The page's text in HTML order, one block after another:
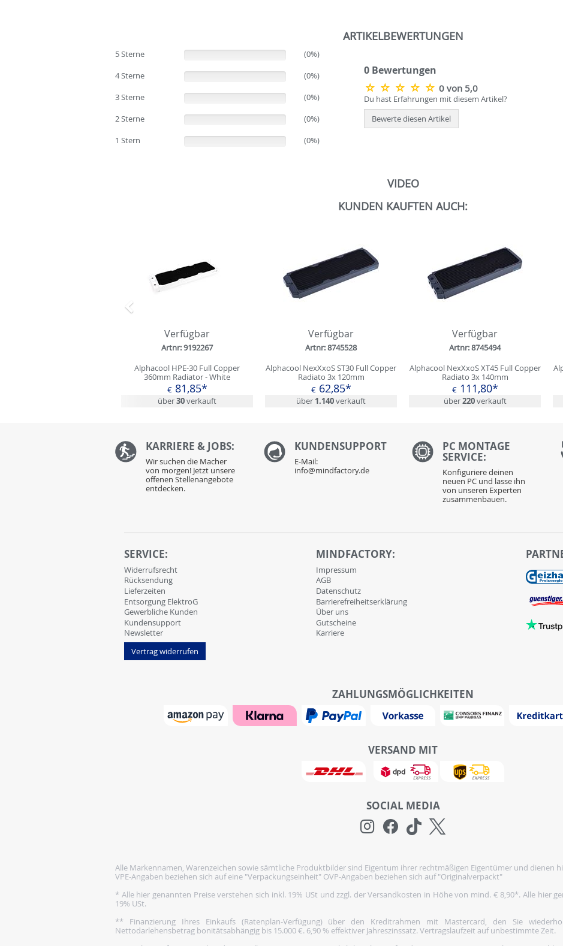
ARTIKELBEWERTUNGEN
5 Sterne
(0%)
4 Sterne
(0%)
3 Sterne
(0%)
2 Sterne
(0%)
1 Stern
(0%)
0 Bewertungen
0 von 5,0
Du hast Erfahrungen mit diesem Artikel?
Bewerte diesen Artikel
VIDEO
KUNDEN KAUFTEN AUCH:
Verfügbar
Artnr: 9192267
Alphacool HPE-30 Full Copper
360mm Radiator - White
€81,85*
über30verkauft
Verfügbar
Artnr: 8745528
Alphacool NexXxoS ST30 Full Copper
Radiato 3x 120mm
€62,85*
über 1.140verkauft
Verfügbar
Artnr: 8745494
Alphacool NexXxoS XT45 Full Copper
Radiato 3x 140mm
€111,80*
über220verkauft
Zurück
KARRIERE & JOBS:
Wir suchen die Macher
von morgen! Jetzt unsere
offenen Stellenangebote
entdecken.
KUNDENSUPPORT
E-Mail:
info@mindfactory.de
PC MONTAGE
SERVICE:
Konfiguriere deinen
neuen PC und lasse ihn
von unseren Experten
zusammenbauen.
SERVICE:
Widerrufsrecht
Rücksendung
Lieferzeiten
Entsorgung ElektroG
Gewerbliche Kunden
Kundensupport
Newsletter
Vertrag widerrufen
MINDFACTORY:
Impressum
AGB
Datenschutz
Barrierefreiheitserklärung
Über uns
Gutscheine
Karriere
ZAHLUNGSMÖGLICHKEITEN
VERSAND MIT
SOCIAL MEDIA
Alle Markennamen, Warenzeichen sowie sämtliche Produktbilder sind Eigentum ihrer rechtmäßigen Eigentümer und dienen
VPE-Angaben beziehen sich auf eine "Verpackungseinheit" OVP-Angaben beziehen sich auf "Originalverpackt"
* Alle hier genannten Preise verstehen sich inkl. 19% USt und zzgl. der Versandkosten in Höhe von mind. € 8,90*. Alle hier
19% USt.
** Finanzierung Ihres Einkaufs (Ratenplan-Verfügung) über den Kreditrahmen mit Mastercard, den Sie
Nettodarlehensbetrag bonitätsabhängig bis 15.000 €. 6,90 % effektiver Jahreszinssatz. Vertragslaufzeit auf unbestimmte Zeit.